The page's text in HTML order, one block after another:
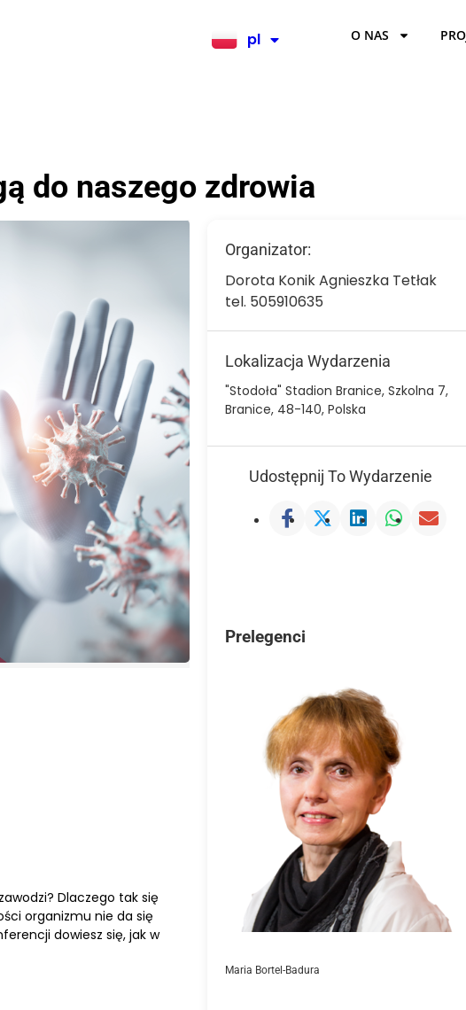
pl
en O NAS
do naszego zdrowia
Dlaczego tak się
organizmu nie da się
dowiesz się, jak w
Organizator:
Dorota Konik Agnieszka Tetłak
tel. 505910635
Lokalizacja Wydarzenia
"Stodoła" Stadion Branice, Szkolna 7,
Branice, 48-140, Polska
Udostępnij To Wydarzenie
Prelegenci
Maria Bortel-Badura